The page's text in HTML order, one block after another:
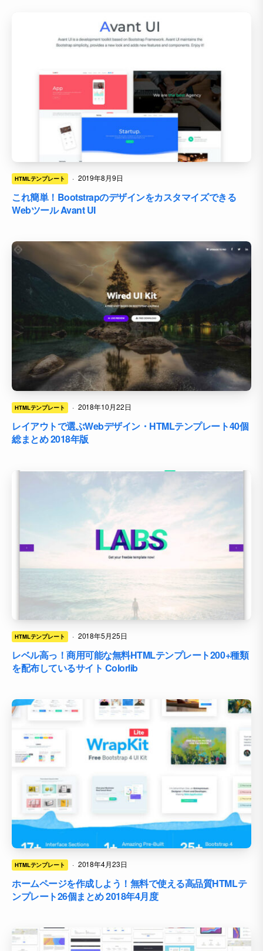
HTMLテンプレート · 2019年8月9日
これ簡単！Bootstrapのデザインをカスタマイズできる
Webツール Avant UI
HTMLテンプレート · 2018年10月22日
レイアウトで選ぶWebデザイン・HTMLテンプレート40個
総まとめ 2018年版
HTMLテンプレート · 2018年5月25日
レベル高っ！商用可能な無料HTMLテンプレート200+種類
を配布しているサイト Colorlib
HTMLテンプレート · 2018年4月23日
ホームページを作成しよう！無料で使える高品質HTMLテ
ンプレート26個まとめ 2018年4月度